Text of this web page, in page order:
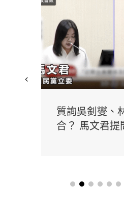
質詢吳釗燮、
合？ 馬文君提